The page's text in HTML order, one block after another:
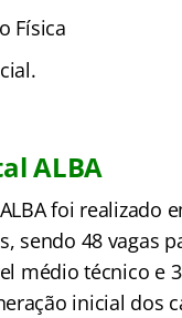
Física
ALBA
foi realizado
sendo 48 vagas
médio técnico e
inicial dos